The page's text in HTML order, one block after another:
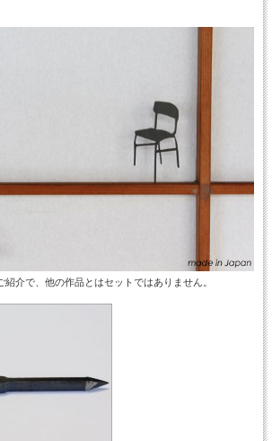
介で、他の作品とはセットではありません。